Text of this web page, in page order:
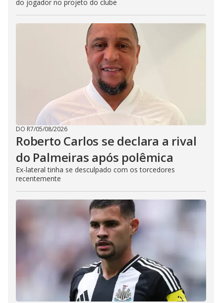
do jogador no projeto do clube
DO R7/05/08/2026
Roberto Carlos se declara a rival
do Palmeiras após polêmica
Ex-lateral tinha se desculpado com os torcedores
recentemente